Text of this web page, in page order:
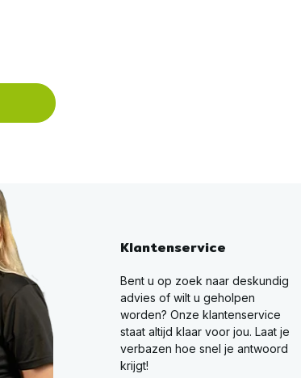
Klantenservice
Bent u op zoek naar deskundig
advies of wilt u geholpen
worden? Onze klantenservice
staat altijd klaar voor jou. Laat je
verbazen hoe snel je antwoord
krijgt!